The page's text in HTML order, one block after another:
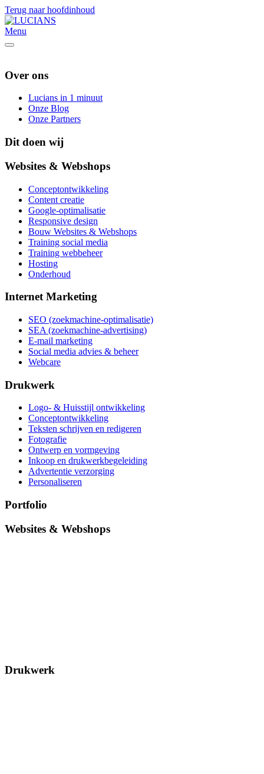
Terug naar hoofdinhoud
Menu
Over ons
Lucians in 1 minuut
Onze Blog
Onze Partners
Dit doen wij
Websites & Webshops
Conceptontwikkeling
Content creatie
Google-optimalisatie
Responsive design
Bouw Websites & Webshops
Training social media
Training webbeheer
Hosting
Onderhoud
Internet Marketing
SEO (zoekmachine-optimalisatie)
SEA (zoekmachine-advertising)
E-mail marketing
Social media advies & beheer
Webcare
Drukwerk
Logo- & Huisstijl ontwikkeling
Conceptontwikkeling
Teksten schrijven en redigeren
Fotografie
Ontwerp en vormgeving
Inkoop en drukwerkbegeleiding
Advertentie verzorging
Personaliseren
Portfolio
Websites & Webshops
Drukwerk